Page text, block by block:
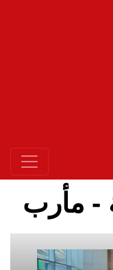
- مأرب